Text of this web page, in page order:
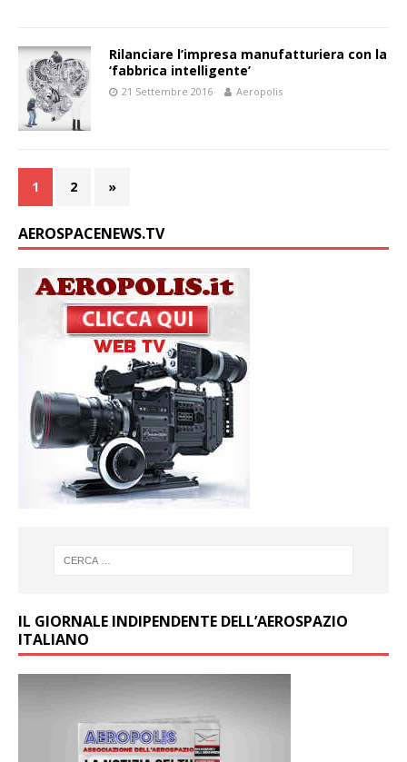
Rilanciare l’impresa manufatturiera con la
‘fabbrica intelligente’
21 Settembre 2016 Aeropolis
1 2 »
AEROSPACENEWS.TV
IL GIORNALE INDIPENDENTE DELL’AEROSPAZIO
ITALIANO